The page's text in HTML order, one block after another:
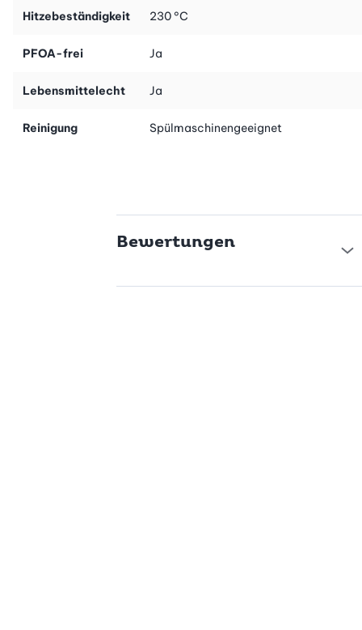
Hitzebeständigkeit 230 °C
PFOA-frei Ja
Lebensmittelecht Ja
Reinigung Spülmaschinengeeignet
Bewertungen